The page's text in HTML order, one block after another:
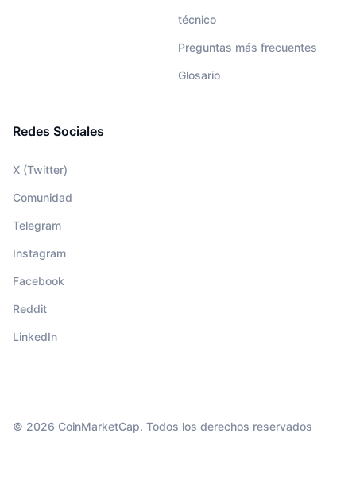
técnico
Preguntas más frecuentes
Glosario
Redes Sociales
X (Twitter)
Comunidad
Telegram
Instagram
Facebook
Reddit
LinkedIn
© 2026 CoinMarketCap. Todos los derechos reservados